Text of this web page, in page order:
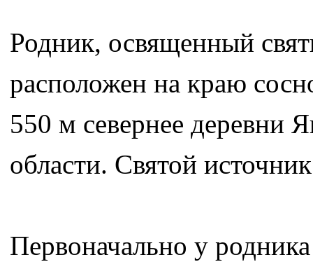
Родник, освященный
расположен на краю
550 м севернее деревни
области. Святой
Первоначально у